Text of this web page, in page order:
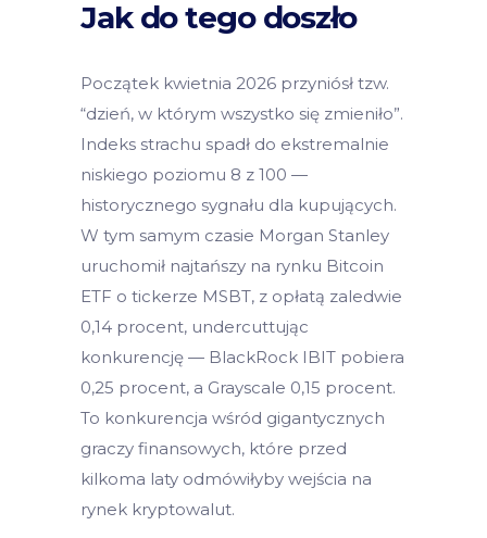
Jak do tego doszło
Początek kwietnia 2026 przyniósł tzw.
“dzień, w którym wszystko się zmieniło”.
Indeks strachu spadł do ekstremalnie
niskiego poziomu 8 z 100 —
historycznego sygnału dla kupujących.
W tym samym czasie Morgan Stanley
uruchomił najtańszy na rynku Bitcoin
ETF o tickerze MSBT, z opłatą zaledwie
0,14 procent, undercuttując
konkurencję — BlackRock IBIT pobiera
0,25 procent, a Grayscale 0,15 procent.
To konkurencja wśród gigantycznych
graczy finansowych, które przed
kilkoma laty odmówiłyby wejścia na
rynek kryptowalut.